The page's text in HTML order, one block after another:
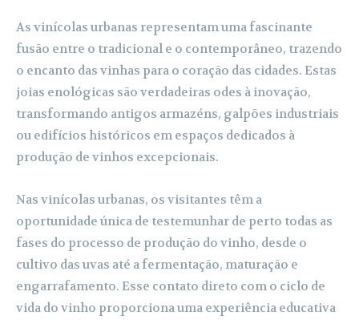
As vinícolas urbanas representam uma fascinante
fusão entre o tradicional e o contemporâneo, trazendo
o encanto das vinhas para o coração das cidades. Estas
joias enológicas são verdadeiras odes à inovação,
transformando antigos armazéns, galpões industriais
ou edifícios históricos em espaços dedicados à
produção de vinhos excepcionais.
Nas vinícolas urbanas, os visitantes têm a
oportunidade única de testemunhar de perto todas as
fases do processo de produção do vinho, desde o
cultivo das uvas até a fermentação, maturação e
engarrafamento. Esse contato direto com o ciclo de
vida do vinho proporciona uma experiência educativa